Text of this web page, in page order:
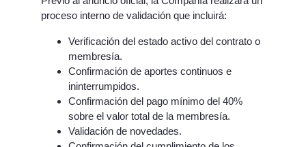
proceso interno de validación que incluirá:
Verificación del estado activo del contrato o
membresía.
Confirmación de aportes continuos e
ininterrumpidos.
Confirmación del pago mínimo del 40%
sobre el valor total de la membresía.
Validación de novedades.